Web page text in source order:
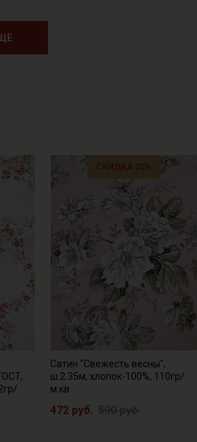
Сатин "Свежесть весны",
ш.2.35м, хлопок-100%, 110гр/
м.кв
472 руб. 590 руб.